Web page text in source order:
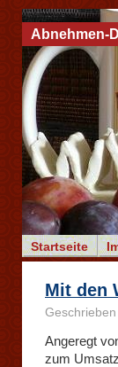
Startseite
Abnehmen-
Mit den
Angeregt
zum